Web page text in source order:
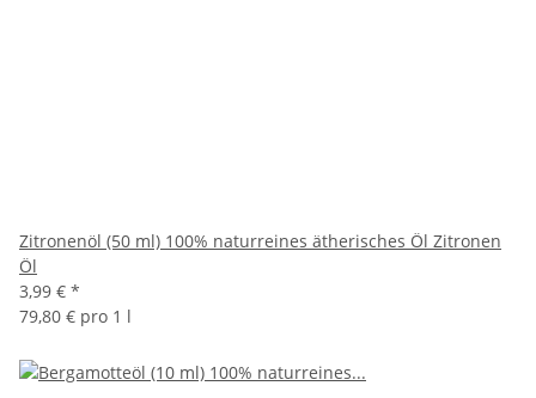
Zitronenöl (50 ml) 100% naturreines ätherisches Öl Zitronen
Öl
3,99 € *
79,80 € pro 1 l